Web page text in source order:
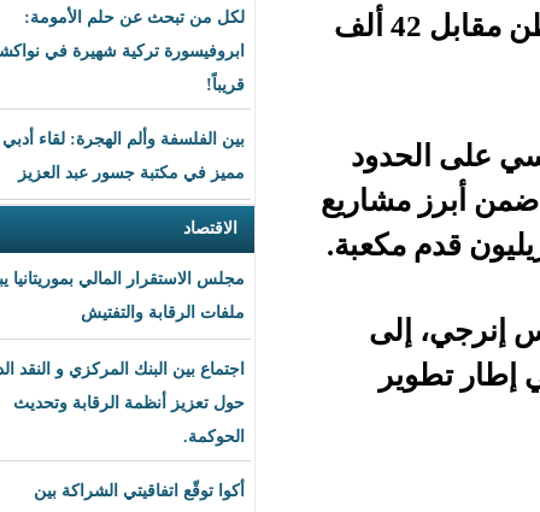
لكل من تبحث عن حلم الأمومة:
ابروفيسورة تركية شهيرة في نواكشوط
بين الفلسفة وألم الهجرة: لقاء أدبي
مميز في مكتبة جسور عبد العزيز
مجلس الاستقرار المالي بموريتانيا يبحث
ملفات الرقابة والتفتيش
اجتماع بين البنك المركزي و النقد الدولي
حول تعزيز أنظمة الرقابة وتحديث
أكوا توقّع اتفاقيتي الشراكة بين
خلال الربع الأول من 2026، لتصل إلى نحو 703 آلاف طن مقابل 42 ألف